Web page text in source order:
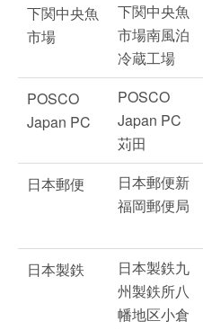
下関中央魚
市場
下関中央魚
市場南風泊
冷蔵工場
POSCO
Japan PC
POSCO
Japan PC
苅田
日本郵便
日本郵便新
福岡郵便局
日本製鉄
日本製鉄九
州製鉄所八
幡地区小倉